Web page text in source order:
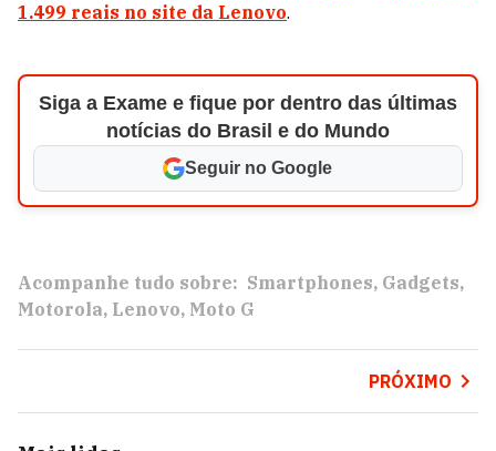
1.499 reais no site da Lenovo.
Siga a Exame e fique por dentro das últimas
notícias do Brasil e do Mundo
Seguir no Google
Acompanhe tudo sobre: Smartphones Gadgets
Motorola Lenovo Moto G
PRÓXIMO